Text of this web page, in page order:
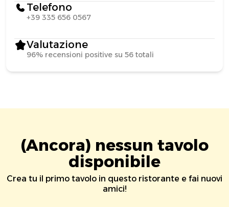
Telefono
+39 335 656 0567
Valutazione
96% recensioni positive su 56 totali
(Ancora) nessun tavolo
disponibile
Crea tu il primo tavolo in questo ristorante e fai nuovi
amici!